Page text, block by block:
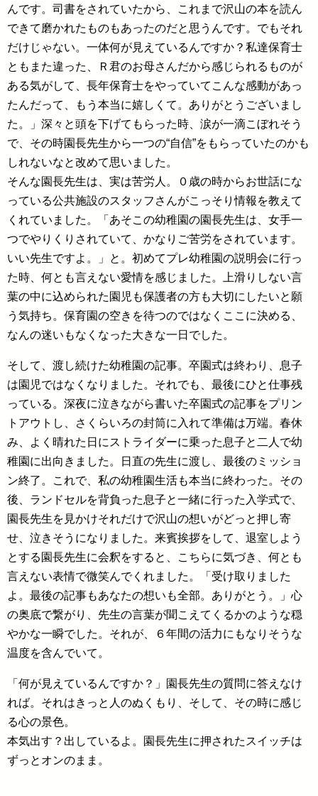
んです。司書をされていたから、これまで沢山の本を読ん
できて磨かれたものもあったのだと思うんです。でもそれ
だけじゃない。一体何が見えているんですか？私達保育士
ともまた違った、Ｒ君のお母さんだから感じられるものが
ある気がして、長年保育士をやっていてこんな感動があっ
たんだって、もう本当に嬉しくて。ありがとうございまし
た。」深々と頭を下げてもらった時、涙が一滴こぼれそう
で、その時園長先生から一つの“自信”をもらっていたのかも
しれないなと改めて思いました。
そんな園長先生は、実は苦労人。０歳の時からお世話にな
っている公共施設のスタッフさんがこっそり情報を教えて
くれていました。「あそこの幼稚園の園長先生は、女手一
つでやりくりされていて、かなりご苦労をされています。
いい先生ですよ。」と。初めてプレ幼稚園の説明会に行っ
た時、何とも言えない愛情を感じました。上滑りしない言
葉の中に込められた園児も保護者の方も大切にしたいと願
う気持ち。保育園の空きを待つのではなくここに決める、
なんの迷いもなくなった大きな一日でした。
そして、渡し続けた幼稚園の記事。卒園式は終わり、息子
は園児ではなくなりました。それでも、最後にひと仕事残
っている。深夜に泣きながら書いた卒園式の記事をプリン
トアウトし、さくらいろの封筒に入れて準備は万端。春休
み、よく晴れた日にストライダーに乗った息子と二人で幼
稚園に出向きました。日直の先生に渡し、最後のミッショ
ン終了。これで、私の幼稚園生活も本当に終わった。その
後、ランドセルを背負った息子と一緒に行った入学式で、
園長先生を見かけそれだけで沢山の想いがどっと押し寄
せ、泣きそうになりました。来賓挨拶をして、退室しよう
とする園長先生に会釈をすると、こちらに気づき、何とも
言えない表情で微笑んでくれました。「受け取りました
よ。最後の記事もあなたの想いも全部。ありがとう。」心
の奥底で繋がり、先生の言葉が聞こえてくるかのような穏
やかな一瞬でした。それが、６年間の活力にもなりそうな
温度を含んでいて。
「何が見えているんですか？」園長先生の質問に答えなけ
れば。それはきっと人のぬくもり、そして、その時に感じ
る心の景色。
本気出す？出しているよ。園長先生に押されたスイッチは
ずっとオンのまま。